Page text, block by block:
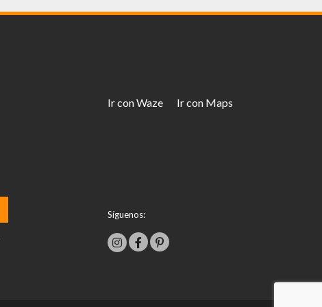
Ir con Waze Ir con Maps
Síguenos: